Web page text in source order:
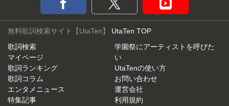
無料歌詞検索サイト【UtaTen】 UtaTen TOP
歌詞検索
マイページ
歌詞ランキング
歌詞コラム
エンタメニュース
特集記事
学園祭にアーティストを呼びた
い
UtaTenの使い方
お問い合わせ
運営会社
利用規約